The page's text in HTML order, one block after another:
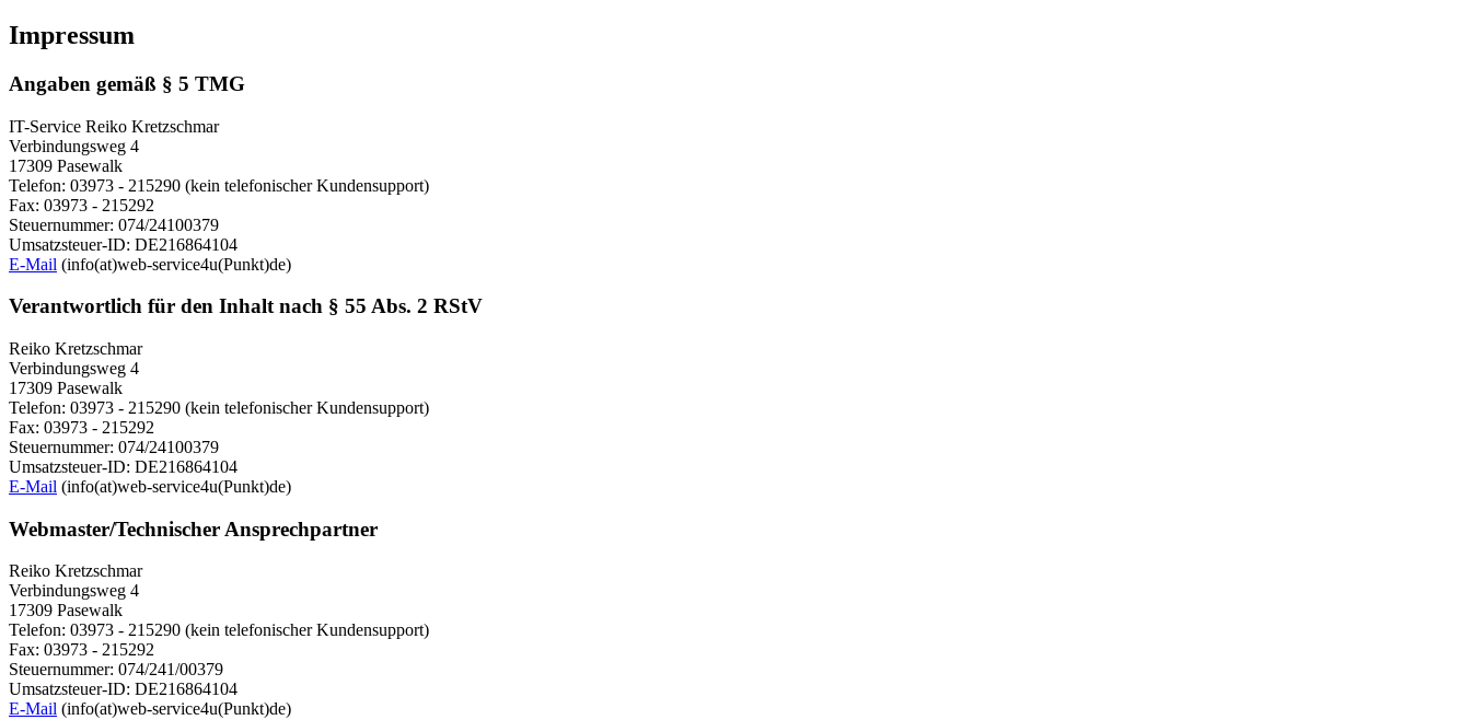
Impressum
Angaben gemäß § 5 TMG
IT-Service Reiko Kretzschmar
Verbindungsweg 4
17309 Pasewalk
Telefon: 03973 - 215290 (kein telefonischer Kundensupport)
Fax: 03973 - 215292
Steuernummer: 074/24100379
Umsatzsteuer-ID: DE216864104
E-Mail (info(at)web-service4u(Punkt)de)
Verantwortlich für den Inhalt nach § 55 Abs. 2 RStV
Reiko Kretzschmar
Verbindungsweg 4
17309 Pasewalk
Telefon: 03973 - 215290 (kein telefonischer Kundensupport)
Fax: 03973 - 215292
Steuernummer: 074/24100379
Umsatzsteuer-ID: DE216864104
E-Mail (info(at)web-service4u(Punkt)de)
Webmaster/Technischer Ansprechpartner
Reiko Kretzschmar
Verbindungsweg 4
17309 Pasewalk
Telefon: 03973 - 215290 (kein telefonischer Kundensupport)
Fax: 03973 - 215292
Steuernummer: 074/241/00379
Umsatzsteuer-ID: DE216864104
E-Mail (info(at)web-service4u(Punkt)de)